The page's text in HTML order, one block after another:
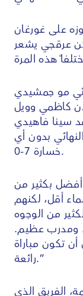
على غورغان
بنتيجة 2-0، لكن عرقجي يشعر
مو جمشيدي
كاظمي وويل
سينا فاهيدي
بدون أي
خسارة 7-0.
بكثير من
أقل، لكنهم
من الوجوه
ومدرب عظيم.
أن تكون مباراة
رائعة.”
الفريق الذي